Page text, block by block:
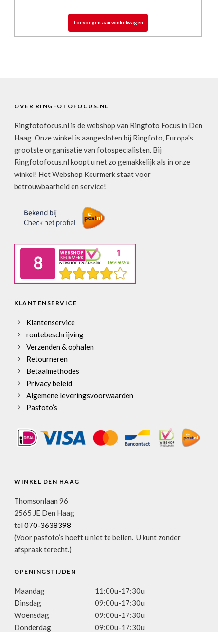
Toevoegen aan winkelwagen
OVER RINGFOTOFOCUS.NL
Ringfotofocus.nl is de webshop van Ringfoto Focus in Den
Haag. Onze winkel is aangesloten bij Ringfoto, Europa's
grootste organisatie van fotospecialisten. Bij
Ringfotofocus.nl koopt u net zo gemakkelijk als in onze
winkel! Het Webshop Keurmerk staat voor
betrouwbaarheid en service!
KLANTENSERVICE
Klantenservice
routebeschrijving
Verzenden & ophalen
Retourneren
Betaalmethodes
Privacy beleid
Algemene leveringsvoorwaarden
Pasfoto’s
WINKEL DEN HAAG
Thomsonlaan 96
2565 JE Den Haag
tel 070-3638398
(Voor pasfoto’s hoeft u niet te bellen. U kunt zonder
afspraak terecht.)
OPENINGSTIJDEN
Maandag
11:00u-17:30u
Dinsdag
09:00u-17:30u
Woensdag
09:00u-17:30u
Donderdag
09:00u-17:30u